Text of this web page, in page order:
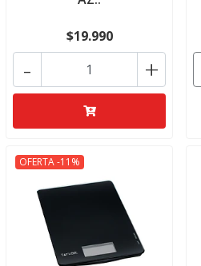
$19.990
+
-
OFERTA -11%